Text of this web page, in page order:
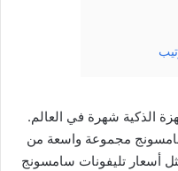
الذكية شهرة في العالم.
مجموعة واسعة من
أسعار تليفونات سامسونج